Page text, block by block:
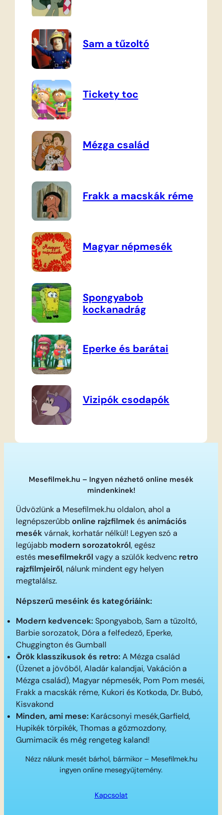
Sam a tűzoltó
Tickety toc
Mézga család
Frakk a macskák réme
Magyar népmesék
Spongyabob
kockanadrág
Eperke és barátai
Vizipók csodapók
Mesefilmek.hu – Ingyen nézhető online mesék
mindenkinek!
Üdvözlünk a Mesefilmek.hu oldalon, ahol a
legnépszerűbbonline rajzfilmekésanimációs
mesékvárnak, korhatár nélkül! Legyen szó a
legújabb modern sorozatokról, egész
estés mesefilmekről vagy a szülők kedvenc retro
rajzfilmjeiről, nálunk mindent egy helyen
megtalálsz.
Népszerű meséink és kategóriáink:
Modern kedvencek: Spongyabob, Sam a tűzoltó,
Barbie sorozatok, Dóra a felfedező, Eperke,
Chuggington és Gumball
Örök klasszikusok és retro: A Mézga család
(Üzenet a jövőből, Aladár kalandjai, Vakáción a
Mézga család), Magyar népmesék, Pom Pom meséi,
Frakk a macskák réme, Kukori és Kotkoda, Dr. Bubó,
Kisvakond
Minden, ami mese: Karácsonyi mesék,Garfield,
Hupikék törpikék, Thomas a gőzmozdony,
Gumimacik és még rengeteg kaland!
Nézz nálunk mesét bárhol, bármikor – Mesefilmek.hu
ingyen online mesegyűjtemény.
Kapcsolat